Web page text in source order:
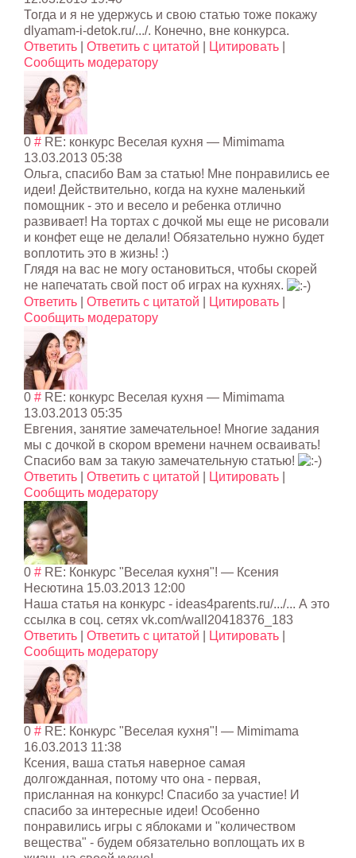
Тогда и я не удержусь и свою статью тоже покажу
dlyamam-i-detok.ru/.../. Конечно, вне конкурса.
Ответить
Ответить с цитатой Цитировать
Сообщить модератору
0 # RE: конкурс Веселая кухня — Mimimama
13.03.2013 05:38
Ольга, спасибо Вам за статью! Мне понравились ее
идеи! Действительно, когда на кухне маленький
помощник - это и весело и ребенка отлично
развивает! На тортах с дочкой мы еще не рисовали
и конфет еще не делали! Обязательно нужно будет
воплотить это в жизнь! :)
Глядя на вас не могу остановиться, чтобы скорей
не напечатать свой пост об играх на кухнях.
Ответить
Ответить с цитатой Цитировать
Сообщить модератору
0 # RE: конкурс Веселая кухня — Mimimama
13.03.2013 05:35
Евгения, занятие замечательное! Многие задания
мы с дочкой в скором времени начнем осваивать!
Спасибо вам за такую замечательную статью!
Ответить
Ответить с цитатой Цитировать
Сообщить модератору
0 # RE: Конкурс "Веселая кухня"! — Ксения
Несютина 15.03.2013 12:00
Наша статья на конкурс - ideas4parents.ru/.../... А это
ссылка в соц. сетях vk.com/wall20418376_183
Ответить
Ответить с цитатой Цитировать
Сообщить модератору
0 # RE: Конкурс "Веселая кухня"! — Mimimama
16.03.2013 11:38
Ксения, ваша статья наверное самая
долгожданная, потому что она - первая,
присланная на конкурс! Спасибо за участие! И
спасибо за интересные идеи! Особенно
понравились игры с яблоками и "количеством
вещества" - будем обязательно воплощать их в